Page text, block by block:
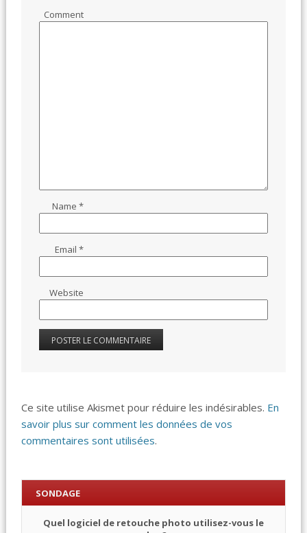
Comment
Name*
Email*
Website
Ce site utilise Akismet pour réduire les indésirables. En
savoir plus sur comment les données de vos
commentaires sont utilisées.
SONDAGE
Quel logiciel de retouche photo utilisez-vous le